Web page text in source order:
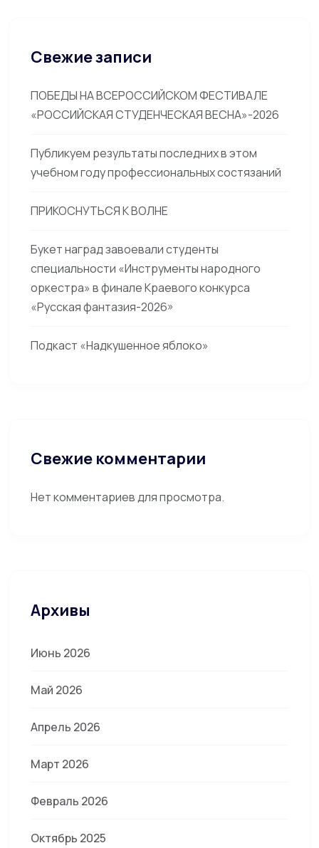
Свежие записи
ПОБЕДЫ НА ВСЕРОССИЙСКОМ ФЕСТИВАЛЕ
«РОССИЙСКАЯ СТУДЕНЧЕСКАЯ ВЕСНА»-2026
Публикуем результаты последних в этом
учебном году профессиональных состязаний
ПРИКОСНУТЬСЯ К ВОЛНЕ
Букет наград завоевали студенты
специальности «Инструменты народного
оркестра» в финале Краевого конкурса
«Русская фантазия-2026»
Подкаст «Надкушенное яблоко»
Свежие комментарии
Нет комментариев для просмотра.
Архивы
Июнь 2026
Май 2026
Апрель 2026
Март 2026
Февраль 2026
Октябрь 2025